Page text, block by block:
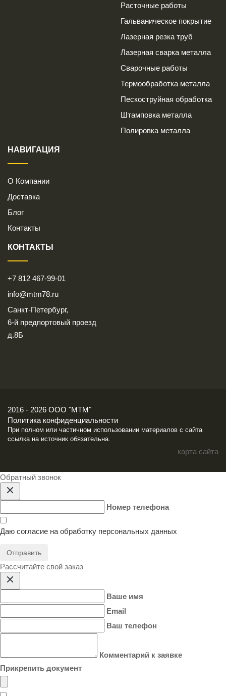
Расточные работы
Гальваническое покрытие
Лазерная резка труб
Лазерная сварка металла
Сварочные работы
Термообработка металла
Пескоструйная обработка
Штамповка металла
Полировка металла
НАВИГАЦИЯ
О Компании
Доставка
Блог
Контакты
КОНТАКТЫ
+7 812 467-99-01
info@mtm78.ru
Санкт-Петербург,
6-й предпортовый проезд
д.8Б
2016 - 2026 ООО "МТМ"
Политика конфиденциальности
При полном или частичном использовании материалов с сайта
ссылка на источник обязательна.
карта сайта
Обратный звонок
Номер телефона
Даю согласие на обработку персональных данных
Отправить
Расcчитайте свой заказ
Ваше имя
Email
Ваш телефон
Комментарий к заявке
Прикрепить документ